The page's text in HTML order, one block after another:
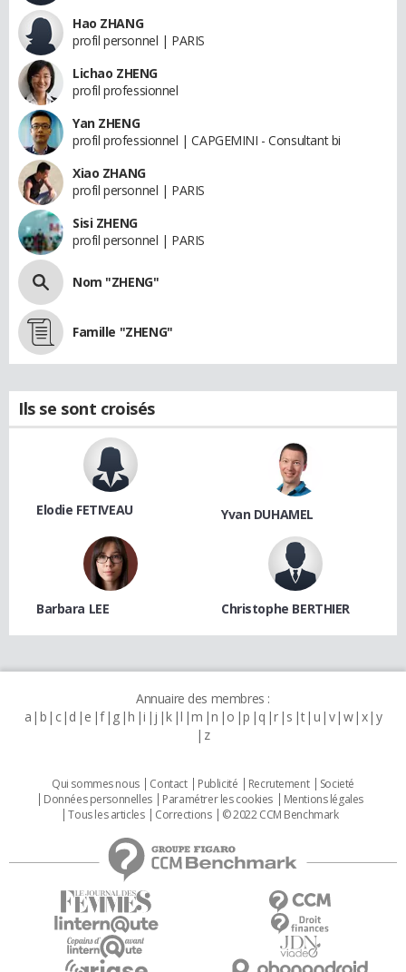
Hao ZHANG
profil personnel | PARIS
Lichao ZHENG
profil professionnel
Yan ZHENG
profil professionnel | CAPGEMINI - Consultant bi
Xiao ZHANG
profil personnel | PARIS
Sisi ZHENG
profil personnel | PARIS
Nom "ZHENG"
Famille "ZHENG"
Ils se sont croisés
Elodie FETIVEAU Yvan DUHAMEL
Barbara LEE Christophe BERTHIER
Annuaire des membres :
a b c d e f g h i j k l m n o p q r s t u v w x y
z
Qui sommes nous Contact Publicité Recrutement
Societé
Données personnelles
Paramétrer les cookies
Mentions légales
Tous les articles
Corrections © 2022 CCM Benchmark